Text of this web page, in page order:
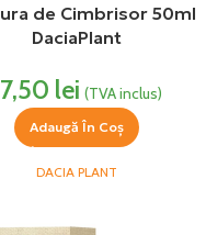
de Cimbrisor 50ml
DaciaPlant
lei (TVA inclus)
Adaugă În Coș
DACIA PLANT